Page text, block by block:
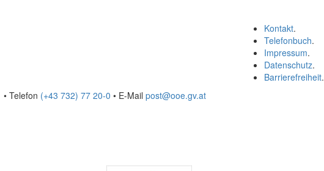
Kontakt.
Telefonbuch.
Impressum.
Datenschutz.
Barrierefreiheit.
• Telefon (+43 732) 77 20-0 • E-Mail post@ooe.gv.at